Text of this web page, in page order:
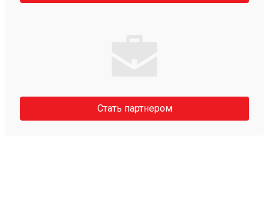
Стать партнером